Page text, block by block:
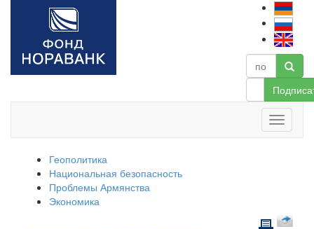
Геополитика
Национальная безопасность
Проблемы Армянства
Экономика